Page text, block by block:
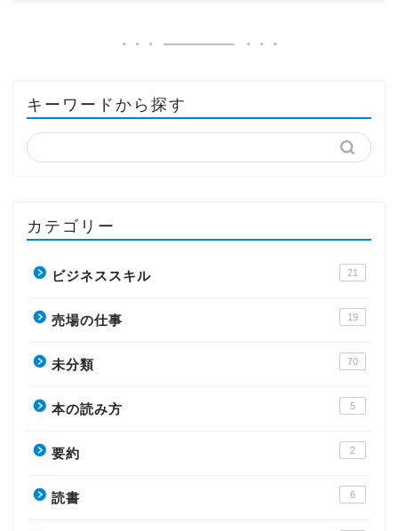
キーワードから探す
カテゴリー
ビジネススキル 21
売場の仕事 19
未分類 70
本の読み方 5
要約 2
読書 6